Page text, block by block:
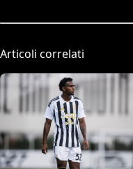
Articoli correlati